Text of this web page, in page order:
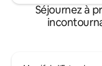
Séjournez à